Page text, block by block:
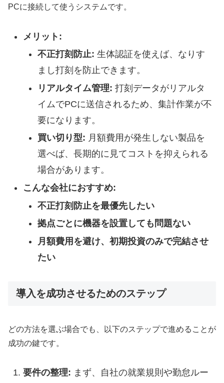
PCに接続して使うシステムです。
メリット:
不正打刻防止: 生体認証を使えば、なりす
まし打刻を防止できます。
リアルタイム管理: 打刻データがリアルタ
イムでPCに送信されるため、集計作業が不
要になります。
買い切り型: 月額費用が発生しない製品を
選べば、長期的に見てコストを抑えられる
場合があります。
こんな会社におすすめ:
不正打刻防止を最優先したい
拠点ごとに機器を設置しても問題ない
月額費用を避け、初期投資のみで完結させ
たい
導入を成功させるためのステップ
どの方法を選ぶ場合でも、以下のステップで進めることが
成功の鍵です。
要件の整理: まず、自社の就業規則や勤怠ルー